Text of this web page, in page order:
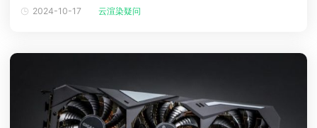
GPU好呢？它们之间又有什么区别呢？云渲染方面又是如何帮助到Maya
2024-10-17 云渲染疑问